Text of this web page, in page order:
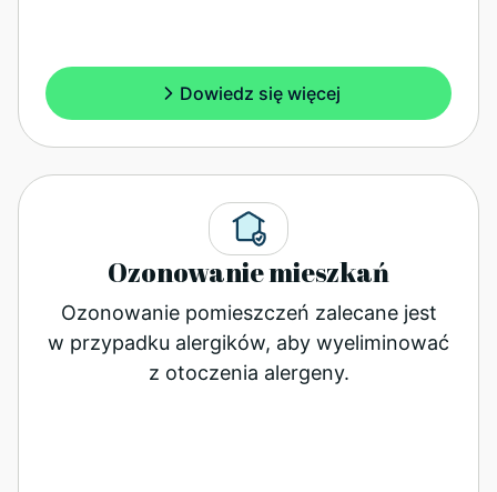
Dowiedz się więcej
Ozonowanie mieszkań
Ozonowanie pomieszczeń zalecane jest
w przypadku alergików, aby wyeliminować
z otoczenia alergeny.